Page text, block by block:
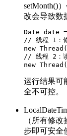
setMonth()
改会导致数
Date date
// 线程 1：
new
// 线程 2：
new
运行结果可
全不可控。
（所有修
步即可安全